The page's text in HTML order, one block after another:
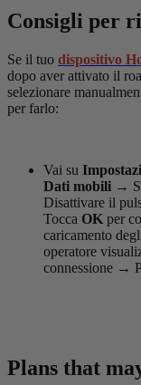
Consigli per
Se il tuo dispositivo
dopo aver attivato il
selezionare
per farlo:
Vai su
Dati mobili →
Disattivare il
Tocca OK per
caricamento
operatore
connessione →
Plans that